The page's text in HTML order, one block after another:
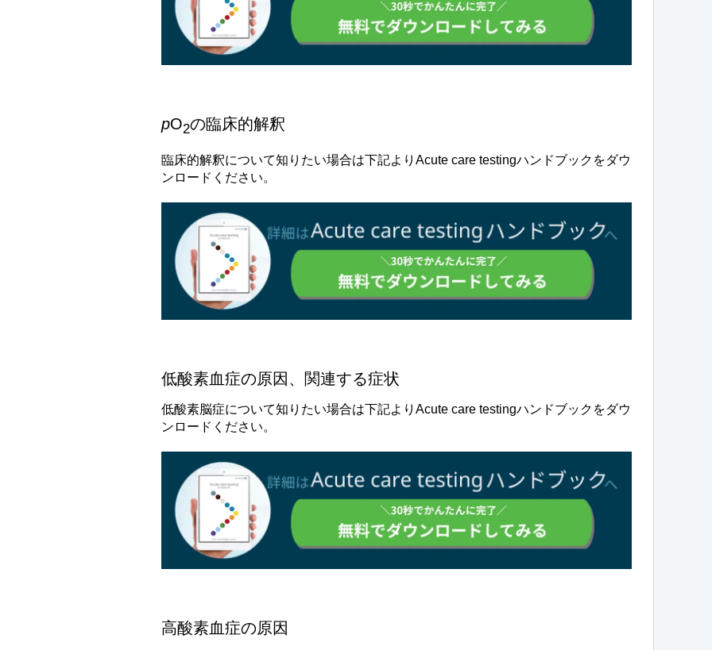
pO2の臨床的解釈
臨床的解釈について知りたい場合は下記よりAcute care testingハンドブックをダウ
ンロードください。
低酸素血症の原因、関連する症状
低酸素脳症について知りたい場合は下記よりAcute care testingハンドブックをダウ
ンロードください。
高酸素血症の原因